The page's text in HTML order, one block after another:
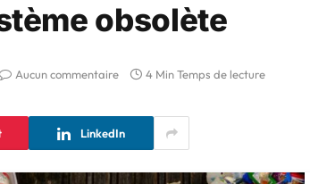
obsolète
Aucun commentaire 4 Min Temps de lecture
LinkedIn